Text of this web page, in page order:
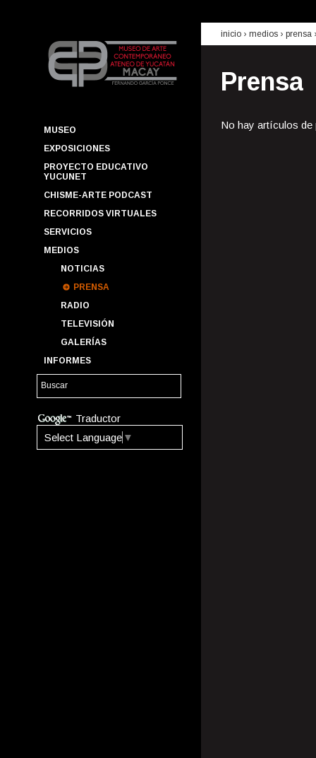
MUSEO
EXPOSICIONES
PROYECTO EDUCATIVO
YUCUNET
CHISME-ARTE PODCAST
RECORRIDOS VIRTUALES
SERVICIOS
MEDIOS
NOTICIAS
PRENSA
RADIO
TELEVISIÓN
GALERÍAS
INFORMES
Traductor
Select Language ▼
inicio › medios › prensa
Prensa
No hay artículos de